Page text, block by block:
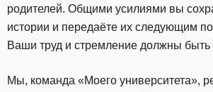
родителей. Общими усилиями вы
истории и передаёте их следующим
Ваши труд и стремление должны
Мы, команда «Моего университета»,